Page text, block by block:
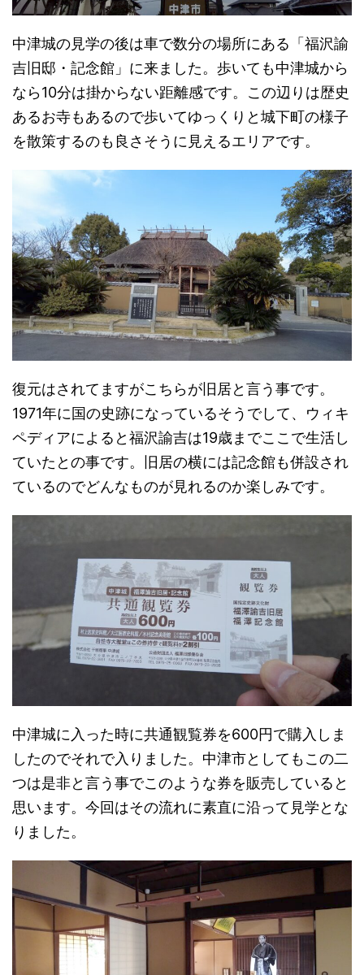
中津城の見学の後は車で数分の場所にある「福沢諭
吉旧邸・記念館」に来ました。歩いても中津城から
なら10分は掛からない距離感です。この辺りは歴史
あるお寺もあるので歩いてゆっくりと城下町の様子
を散策するのも良さそうに見えるエリアです。
復元はされてますがこちらが旧居と言う事です。
1971年に国の史跡になっているそうでして、ウィキ
ペディアによると福沢諭吉は19歳までここで生活し
ていたとの事です。旧居の横には記念館も併設され
ているのでどんなものが見れるのか楽しみです。
中津城に入った時に共通観覧券を600円で購入しま
したのでそれで入りました。中津市としてもこの二
つは是非と言う事でこのような券を販売していると
思います。今回はその流れに素直に沿って見学とな
りました。